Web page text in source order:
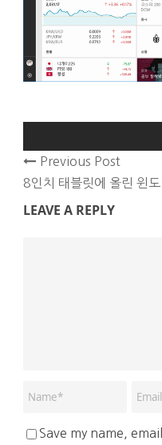
Previous Post
8인치 태블릿에 올린 윈
LEAVE A REPLY
Save my name,